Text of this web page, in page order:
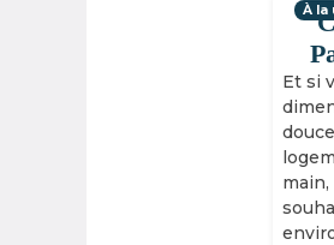
Et si
À la